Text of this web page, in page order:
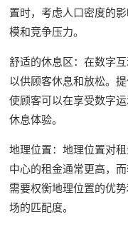
置时，考虑人口密度的
模和竞争压力。
舒适的休息区：在数字
以供顾客休息和放松。
使顾客可以在享受数字
休息体验。
地理位置：地理位置对
中心的租金通常更高，
需要权衡地理位置的优
场的匹配度。